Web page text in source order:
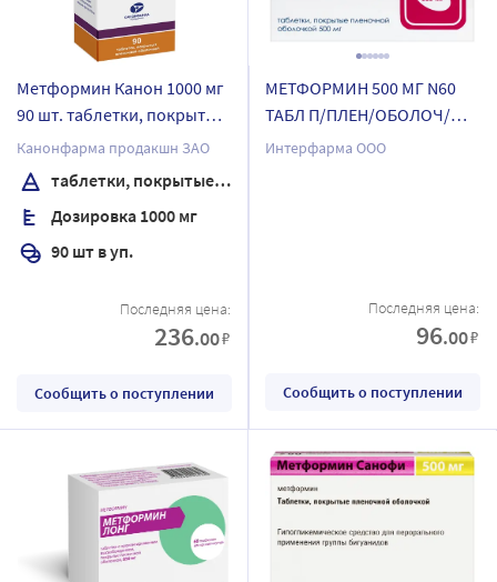
Метформин Канон 1000 мг
90 шт. таблетки, покрытые
пленочной оболочкой
банка
Канонфарма продакшн ЗАО
таблетки, покрытые пленочной оболочкой
Дозировка 1000 мг
90 шт в уп.
Последняя цена:
236.00₽
Сообщить о поступлении
МЕТФОРМИН 500 МГ N60
ТАБЛ П/ПЛЕН/ОБОЛОЧ/
БЛИСТЕР/ИНТЕРФАРМА/
Интерфарма ООО
Последняя цена:
96.00₽
Сообщить о поступлении